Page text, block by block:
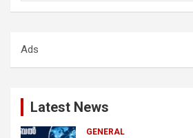
h
Ads
Latest News
GENERAL